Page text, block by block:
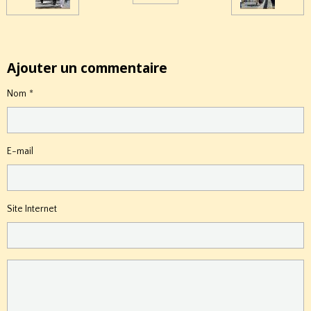
Ajouter un commentaire
Nom
E-mail
Site Internet